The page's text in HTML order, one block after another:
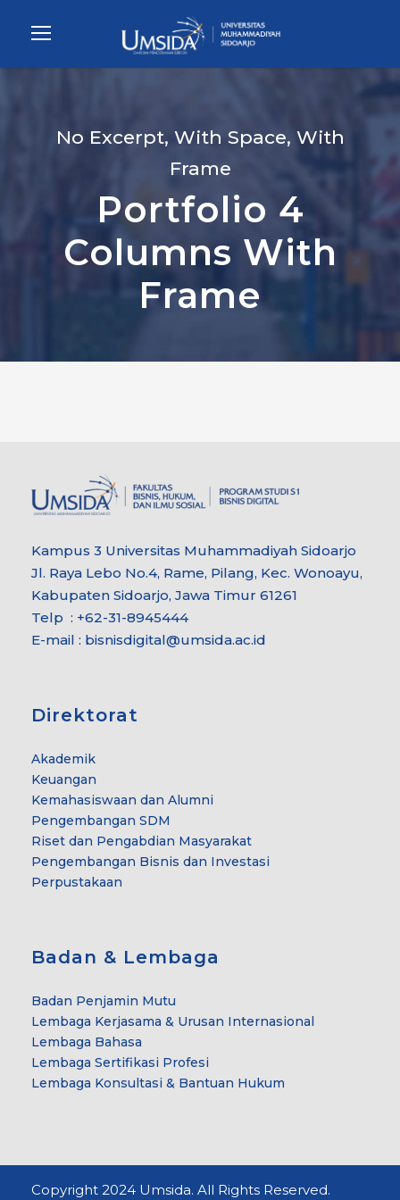
No Excerpt, With Space, With
Frame
Portfolio 4
Columns With
Frame
Kampus 3 Universitas Muhammadiyah Sidoarjo
Jl. Raya Lebo No.4, Rame, Pilang, Kec. Wonoayu,
Kabupaten Sidoarjo, Jawa Timur 61261
Telp : +62-31-8945444
E-mail : bisnisdigital@umsida.ac.id
Direktorat
Akademik
Keuangan
Kemahasiswaan dan Alumni
Pengembangan SDM
Riset dan Pengabdian Masyarakat
Pengembangan Bisnis dan Investasi
Perpustakaan
Badan & Lembaga
Badan Penjamin Mutu
Lembaga Kerjasama & Urusan Internasional
Lembaga Bahasa
Lembaga Sertifikasi Profesi
Lembaga Konsultasi & Bantuan Hukum
Copyright 2024 Umsida. All Rights Reserved.